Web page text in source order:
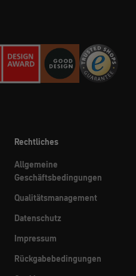
Rechtliches
Allgemeine
Geschäftsbedingungen
Qualitätsmanagement
Datenschutz
Impressum
Rückgabebedingungen